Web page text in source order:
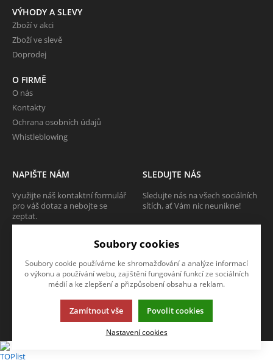
VÝHODY A SLEVY
Zboží v akci
Zboží ve slevě
Doprodej
O FIRMĚ
O nás
Kontakty
Ochrana osobních údajů
Whistleblowing
NAPIŠTE NÁM
Využijte náš kontaktní formulář
pro váš dotaz a nebojte se
zeptat.
SLEDUJTE NÁS
Sledujte nás na všech sociálních
sítích, ať Vám nic neunikne!
© 2013-2026 Internetový obchod TECAM PCV a.s.
K2 e-shop - První e-shop, který uřídí celou vaši firmu.
Soubory cookies
Soubory cookie používáme ke shromažďování a analýze informací
o výkonu a používání webu, zajištění fungování funkcí ze sociálních
médií a ke zlepšení a přizpůsobení obsahu a reklam.
Zamítnout vše Povolit cookies
Nastavení cookies